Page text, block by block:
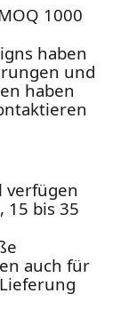
1000
haben
und
haben
verfügen
15 bis 35
auch für